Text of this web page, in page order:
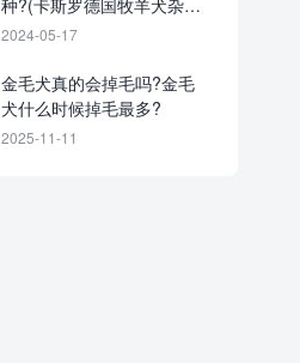
种?(卡斯罗德国牧羊犬杂交
起源和历史)
2024-05-17
金毛犬真的会掉毛吗?金毛
犬什么时候掉毛最多?
2025-11-11